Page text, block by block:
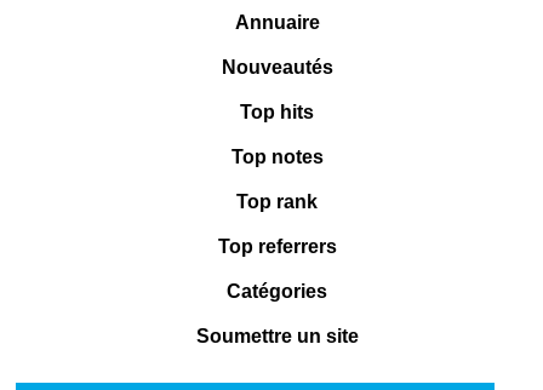
Annuaire
Nouveautés
Top hits
Top notes
Top rank
Top referrers
Catégories
Soumettre un site